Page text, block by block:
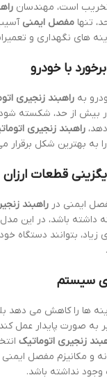
است، مهندسان
تنها مفصل ایمنی
های نگهداری و
با خودرو
به راهبند زنجیری
بیش از حد، شکسته شود
راهبند زنجیری
به بهترین شکل برقرار
قطعات ارزان
ایمنی در راهبند
داشته باشد، در این
بتوانند دستگاه
سیستم
ها را کاهش می دهد
صورت پایدار عمل
زنجیری اتوماتیک
و مکانیزم مفصل
وجود نداشته باشد.